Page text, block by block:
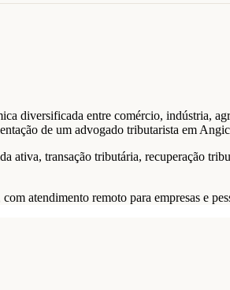
diversificada entre comércio, indústria,
de um advogado tributarista em
transação tributária, recuperação
atendimento remoto para empresas e